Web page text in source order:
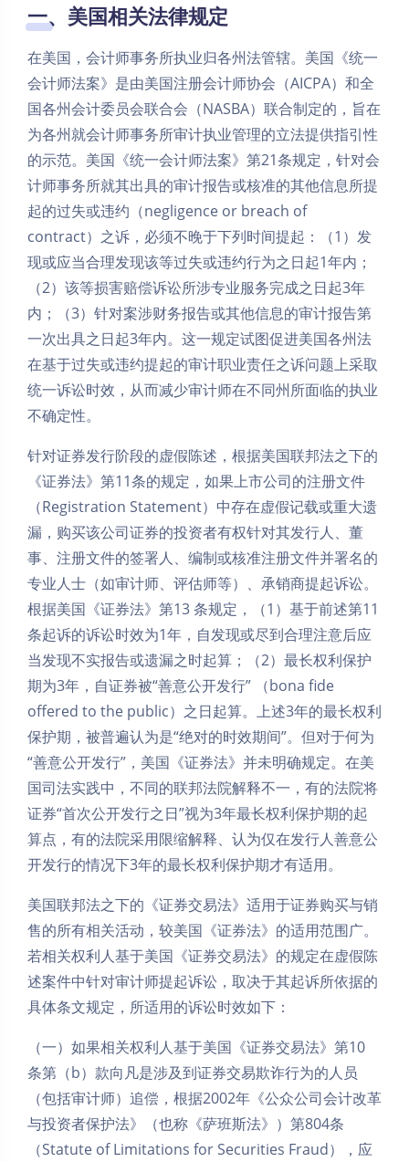
一、美国相关法律规定
在美国，会计师事务所执业归各州法管辖。美国《统一
会计师法案》是由美国注册会计师协会（AICPA）和全
国各州会计委员会联合会（NASBA）联合制定的，旨在
为各州就会计师事务所审计执业管理的立法提供指引性
的示范。美国《统一会计师法案》第21条规定，针对会
计师事务所就其出具的审计报告或核准的其他信息所提
起的过失或违约（negligence or breach of
contract）之诉，必须不晚于下列时间提起：（1）发
现或应当合理发现该等过失或违约行为之日起1年内；
（2）该等损害赔偿诉讼所涉专业服务完成之日起3年
内；（3）针对案涉财务报告或其他信息的审计报告第
一次出具之日起3年内。这一规定试图促进美国各州法
在基于过失或违约提起的审计职业责任之诉问题上采取
统一诉讼时效，从而减少审计师在不同州所面临的执业
不确定性。
针对证券发行阶段的虚假陈述，根据美国联邦法之下的
《证券法》第11条的规定，如果上市公司的注册文件
（Registration Statement）中存在虚假记载或重大遗
漏，购买该公司证券的投资者有权针对其发行人、董
事、注册文件的签署人、编制或核准注册文件并署名的
专业人士（如审计师、评估师等）、承销商提起诉讼。
根据美国《证券法》第13 条规定，（1）基于前述第11
条起诉的诉讼时效为1年，自发现或尽到合理注意后应
当发现不实报告或遗漏之时起算；（2）最长权利保护
期为3年，自证券被“善意公开发行” （bona fide
offered to the public）之日起算。上述3年的最长权利
保护期，被普遍认为是“绝对的时效期间”。但对于何为
“善意公开发行”，美国《证券法》并未明确规定。在美
国司法实践中，不同的联邦法院解释不一，有的法院将
证券“首次公开发行之日”视为3年最长权利保护期的起
算点，有的法院采用限缩解释、认为仅在发行人善意公
开发行的情况下3年的最长权利保护期才有适用。
美国联邦法之下的《证券交易法》适用于证券购买与销
售的所有相关活动，较美国《证券法》的适用范围广。
若相关权利人基于美国《证券交易法》的规定在虚假陈
述案件中针对审计师提起诉讼，取决于其起诉所依据的
具体条文规定，所适用的诉讼时效如下：
（一）如果相关权利人基于美国《证券交易法》第10
条第（b）款向凡是涉及到证券交易欺诈行为的人员
（包括审计师）追偿，根据2002年《公众公司会计改革
与投资者保护法》（也称《萨班斯法》）第804条
（Statute of Limitations for Securities Fraud），应